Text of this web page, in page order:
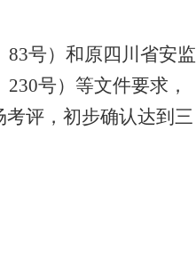
83号）和原四川省安监
230号）等文件要求，
评， 初步确认达到三